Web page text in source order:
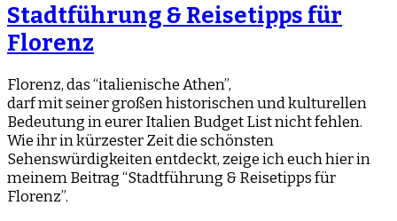
Stadtführung & Reisetipps für
Florenz
Florenz, das “italienische Athen”,
darf mit seiner großen historischen und kulturellen
Bedeutung in eurer Italien Budget List nicht fehlen.
Wie ihr in kürzester Zeit die schönsten
Sehenswürdigkeiten entdeckt, zeige ich euch hier in
meinem Beitrag “Stadtführung & Reisetipps für
Florenz”.